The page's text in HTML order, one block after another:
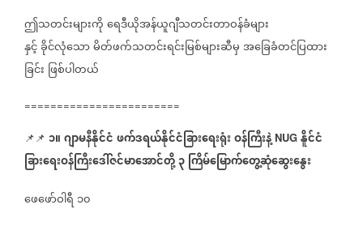
ဤသတင်းများကိုရေဒီယိုအန်ယူဂျီသတင်းတာဝန်ခံများ
နှင့်ခိုင်လုံသောမိတ်ဖက်သတင်းရင်းမြစ်များဆီမှအခြေခံတင်ပြထား
ခြင်း ဖြစ်ပါတယ်
========================
📌📌 ၁။ဂျာမနီနိုင်ငံဖက်ဒရယ်နိုင်ငံခြားရေးရုံးဝန်ကြီးနဲ့ NUG နိူင်ငံ
ခြားရေးဝန်ကြီးဒေါ်ဇင်မာအောင်တို့၃ကြိမ်မြောက်တွေ့ဆုံဆွေးနွေး
ဖေဖော်ဝါရီ ၁၀